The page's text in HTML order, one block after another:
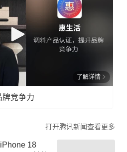
了解详情
牌竞争力
打开腾讯新闻查看更多
18